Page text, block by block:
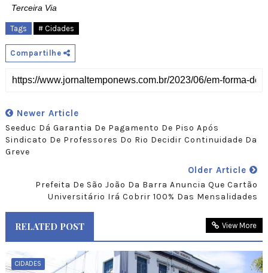
Terceira Via
Tags # Cidades
Compartilhe
Newer Article
Seeduc Dá Garantia De Pagamento De Piso Após
Sindicato De Professores Do Rio Decidir Continuidade Da
Greve
Older Article
Prefeita De São João Da Barra Anuncia Que Cartão
Universitário Irá Cobrir 100% Das Mensalidades
RELATED POST View More
CIDADES